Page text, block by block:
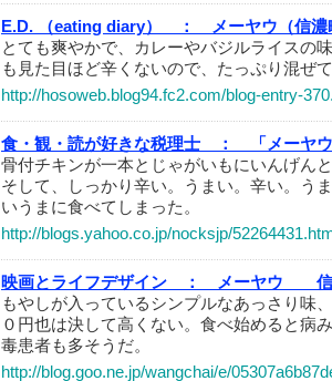
E.D. （eating diary） ：
メーヤウ（信
とても爽やかで、カレーやバジルライスの
も見た目ほど辛くないので、たっぷり混ぜ
http://hosoweb.blog94.fc2.com/blog-entry-
食・観・読が好きな税理士 ：
「メーヤ
骨付チキンが一本とじゃがいもにいんげん
そして、しっかり辛い。うまい。辛い。う
いうまに食べてしまった。
http://blogs.yahoo.co.jp/nocksjp/
映画とライフデザイン ：
メーヤウ 信
もやしが入っているシンプルなあっさり味
０円也は決して高くない。食べ始めると病
毒患者も多そうだ。
http://blog.goo.ne.jp/wangchai/e/